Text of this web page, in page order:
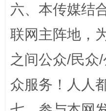
六、本传媒结
联网主阵地，
之间公众/民众
众服务！人人